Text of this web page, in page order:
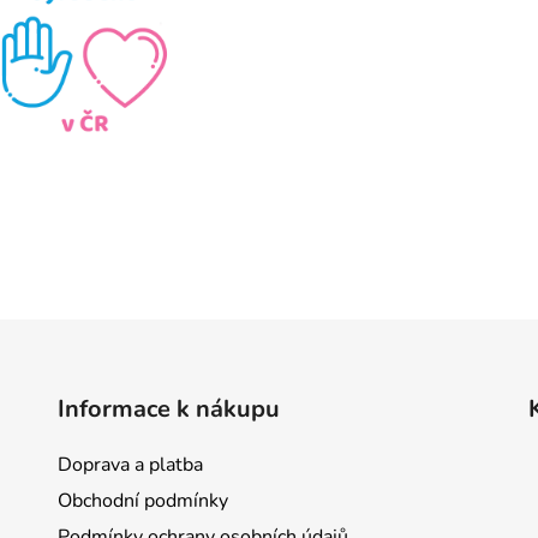
Informace k nákupu
Doprava a platba
Obchodní podmínky